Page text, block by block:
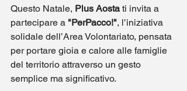
Questo Natale, Plus Aosta ti invita a
partecipare a "PerPacco!", l’iniziativa
solidale dell’Area Volontariato, pensata
per portare gioia e calore alle famiglie
del territorio attraverso un gesto
semplice ma significativo.